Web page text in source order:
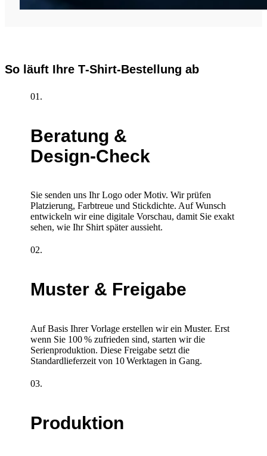
So läuft Ihre T‑Shirt‑Bestellung ab
01.
Beratung &
Design‑Check
Sie senden uns Ihr Logo oder Motiv. Wir prüfen
Platzierung, Farbtreue und Stickdichte. Auf Wunsch
entwickeln wir eine digitale Vorschau, damit Sie exakt
sehen, wie Ihr Shirt später aussieht.
02.
Muster & Freigabe
Auf Basis Ihrer Vorlage erstellen wir ein Muster. Erst
wenn Sie 100 % zufrieden sind, starten wir die
Serienproduktion. Diese Freigabe setzt die
Standardlieferzeit von 10 Werktagen in Gang.
03.
Produktion